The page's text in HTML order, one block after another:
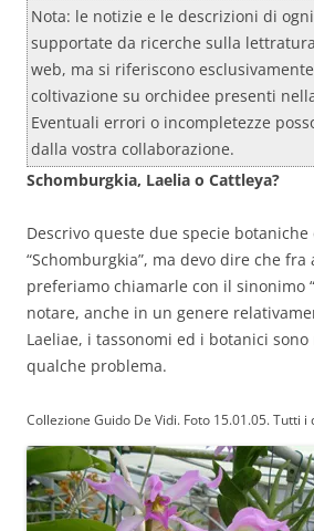
Nota: le notizie e le descrizioni di
supportate da ricerche sulla
web, ma si riferiscono
coltivazione su orchidee presenti
Eventuali errori o incompletezze
dalla vostra collaborazione.
Schomburgkia, Laelia o Cattleya?
Descrivo queste due specie botaniche
“Schomburgkia”, ma devo dire che fra
preferiamo chiamarle con il sinonimo
notare, anche in un genere
Laeliae, i tassonomi ed i botanici
qualche problema.
Collezione Guido De Vidi. Foto 15.01.05. Tutti